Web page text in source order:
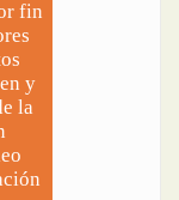
fin
y
la